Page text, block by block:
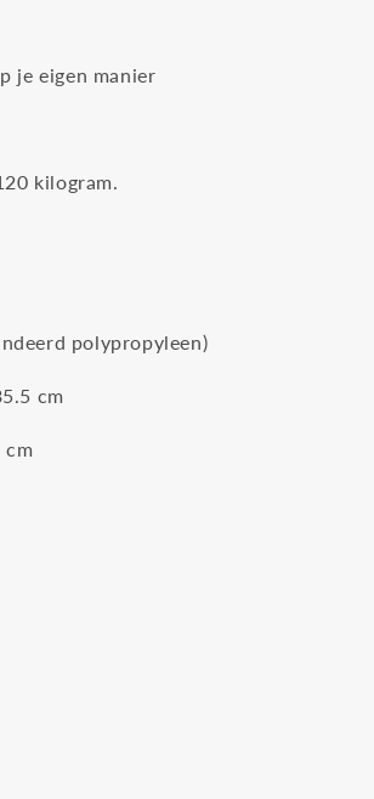
je eigen manier
kilogram.
polypropyleen)
cm